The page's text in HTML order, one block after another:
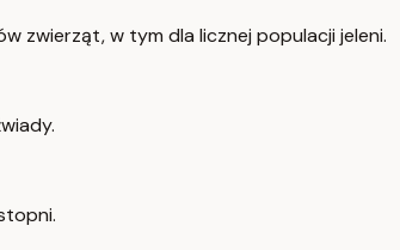
zwierząt, w tym dla licznej populacji jeleni.